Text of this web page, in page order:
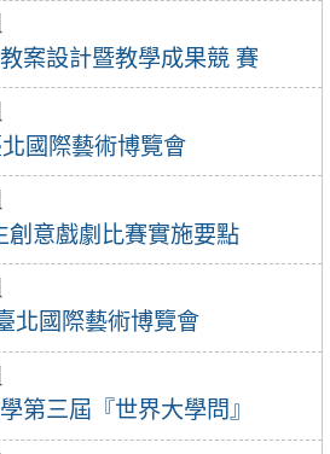
案設計暨教學成果競 賽
國際藝術博覽會
意戲劇比賽實施要點
北國際藝術博覽會
第三屆『世界大學問』